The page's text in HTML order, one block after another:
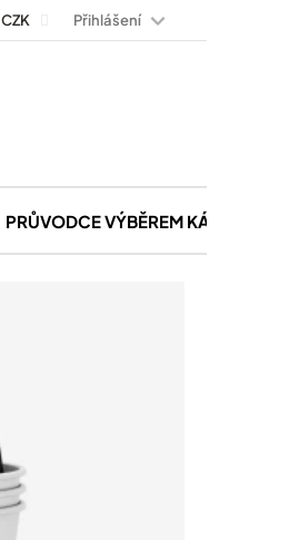
Kontakt Kariéra
CZK Přihlášení
PRŮVODCE VÝBĚREM KÁVY